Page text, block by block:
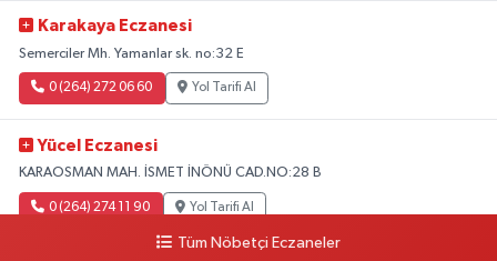
Karakaya Eczanesi
Semerciler Mh. Yamanlar sk. no:32 E
0 (264) 272 06 60 Yol Tarifi Al
Yücel Eczanesi
KARAOSMAN MAH. İSMET İNÖNÜ CAD.NO:28 B
0 (264) 274 11 90 Yol Tarifi Al
Tüm Nöbetçi Eczaneler